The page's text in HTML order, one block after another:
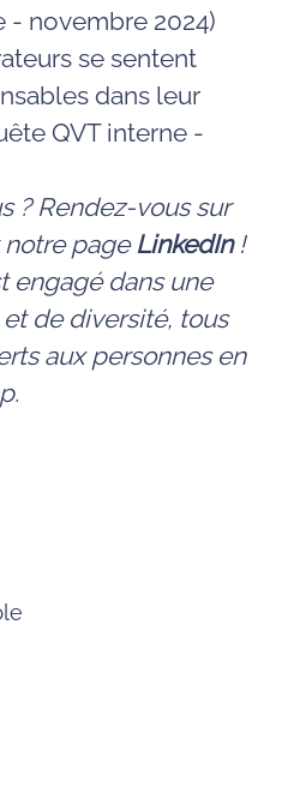
- novembre 2024)
se sentent
dans leur
QVT interne -
? Rendez-vous sur
notre pageLinkedIn !
engagé dans une
de diversité, tous
aux personnes en